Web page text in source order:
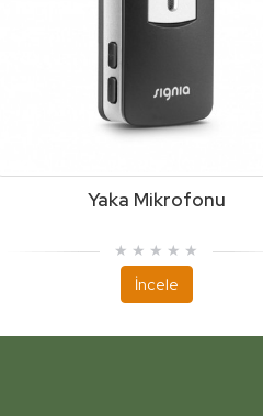
Yaka Mikrofonu
İncele